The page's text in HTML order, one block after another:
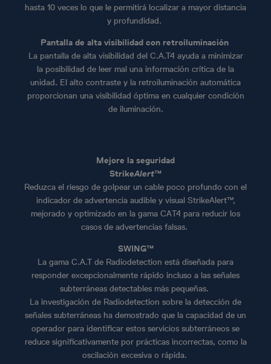
hasta 10 veces lo que le permitirá localizar a mayor distancia
y profundidad.
Pantalla de alta visibilidad con retroiluminación
La pantalla de alta visibilidad del C.A.T4 ayuda a minimizar
la posibilidad de leer mal una información crítica de la
unidad. El alto contraste y la retroiluminación automática
proporcionan una visibilidad óptima en cualquier condición
de iluminación.
Mejore la seguridad
StrikeAlert™
Reduzca el riesgo de golpear un cable poco profundo con el
indicador de advertencia audible y visual StrikeAlert™,
mejorado y optimizado en la gama CAT4 para reducir los
casos de advertencias falsas.
SWING™
La gama C.A.T de Radiodetection está diseñada para
responder excepcionalmente rápido incluso a las señales
subterráneas detectables más pequeñas.
La investigación de Radiodetection sobre la detección de
señales subterráneas ha demostrado que la capacidad de un
operador para identificar estos servicios subterráneos se
reduce significativamente por prácticas incorrectas, como la
oscilación excesiva o rápida.